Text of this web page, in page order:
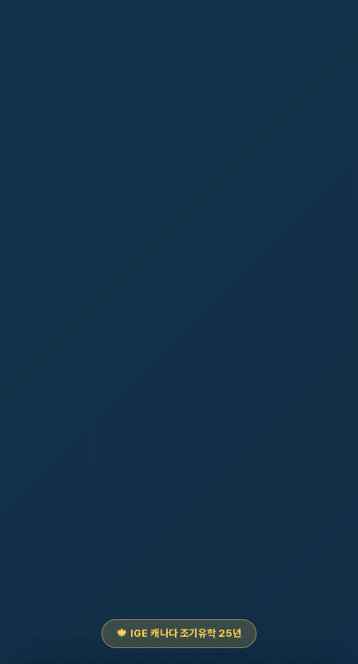
🍁 IGE 캐나다 조기유학 25년